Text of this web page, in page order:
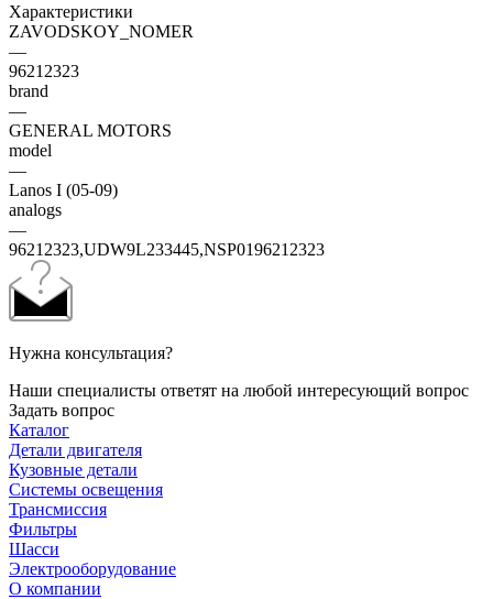
Характеристики
ZAVODSKOY_NOMER
—
96212323
brand
—
GENERAL MOTORS
model
—
Lanos I (05-09)
analogs
—
96212323,UDW9L233445,NSP0196212323
Нужна консультация?
Наши специалисты ответят на любой интересующий вопрос
Задать вопрос
Каталог
Детали двигателя
Кузовные детали
Системы освещения
Трансмиссия
Фильтры
Шасси
Электрооборудование
О компании